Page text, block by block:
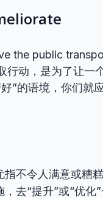
the public
行动，是为了让一
”的语境，你们就
不令人满意或糟糕
去“提升”或“优化